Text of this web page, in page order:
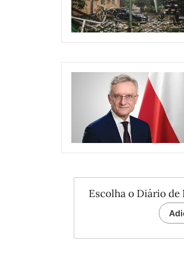
Escolha o Diário